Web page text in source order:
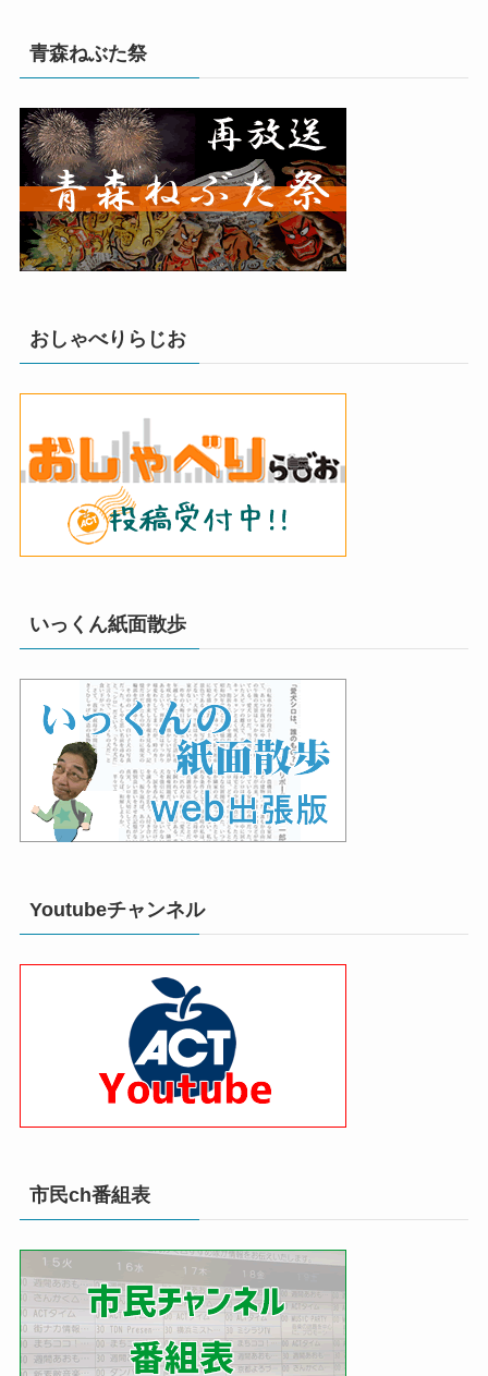
青森ねぶた祭
おしゃべりらじお
いっくん紙面散歩
Youtubeチャンネル
市民ch番組表